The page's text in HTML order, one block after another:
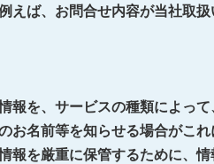
えば、お問合せ内容が当社取
報を、サービスの種類によっ
お名前等を知らせる場合がこれ
報を厳重に保管するために、